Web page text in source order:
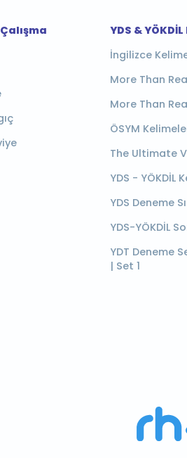
Çalışma
YDS &
İngilizce
More Than
More Than
ÖSYM
The Ultimate
YDS - YÖKDİL
YDS Deneme
YDS-YÖKDİL
YDT Deneme
| Set 1